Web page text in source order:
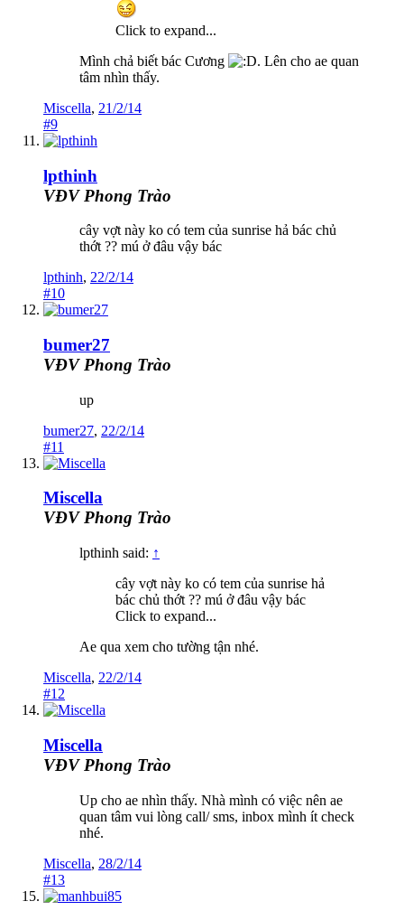
Click to expand...
Mình chả biết bác Cương
. Lên cho ae quan
tâm nhìn thấy.
Miscella, 21/2/14
#9
lpthinh
VĐV Phong Trào
cây vợt này ko có tem của sunrise hả bác chủ
thớt ?? mú ở đâu vậy bác
lpthinh, 22/2/14
#10
bumer27
VĐV Phong Trào
up
bumer27, 22/2/14
#11
Miscella
VĐV Phong Trào
lpthinh said: ↑
cây vợt này ko có tem của sunrise hả
bác chủ thớt ?? mú ở đâu vậy bác
Click to expand...
Ae qua xem cho tường tận nhé.
Miscella, 22/2/14
#12
Miscella
VĐV Phong Trào
Up cho ae nhìn thấy. Nhà mình có việc nên ae
quan tâm vui lòng call/ sms, inbox mình ít check
nhé.
Miscella, 28/2/14
#13